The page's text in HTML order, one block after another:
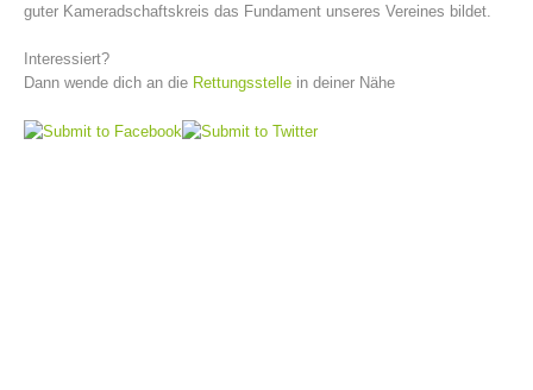
guter Kameradschaftskreis das Fundament unseres Vereines bildet.
Interessiert?
Dann wende dich an die Rettungsstelle in deiner Nähe